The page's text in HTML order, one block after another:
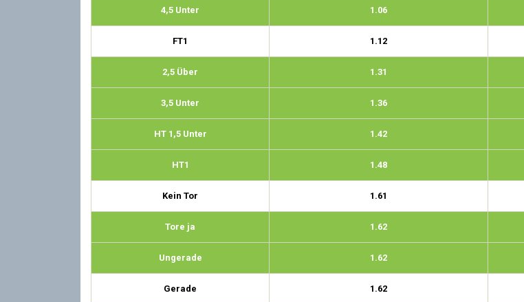
4,5 Unter 1.06
FT1 1.12
2,5 Über 1.31
3,5 Unter 1.36
HT 1,5 Unter 1.42
HT1 1.48
Kein Tor 1.61
Tore ja 1.62
Ungerade 1.62
Gerade 1.62